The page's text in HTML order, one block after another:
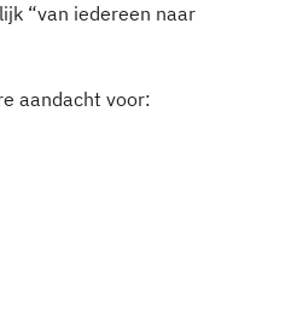
“van iedereen naar
aandacht voor: